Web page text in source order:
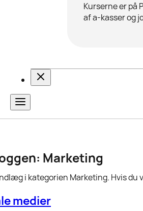
Kurserne er på
af a-kasser og
Marketing
i kategorien Marketing. Hvis du
medier